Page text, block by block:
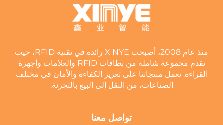
منذ عام 2008، أصبحت XINYE رائدة في تقنية RFID، حيث
تقدم مجموعة شاملة من بطاقات RFID والعلامات وأجهزة
القراءة. تعمل منتجاتنا على تعزيز الكفاءة والأمان في مختلف
الصناعات، من النقل إلى البيع بالتجزئة.
تواصل معنا